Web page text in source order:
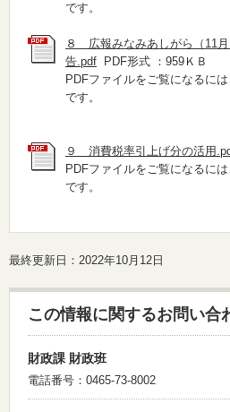
です。
８ 広報みなみあしがら（11
告.pdf PDF形式 ：959ＫＢ
PDFファイルをご覧になるには
です。
９ 消費税率引上げ分の活用
PDFファイルをご覧になるには
です。
最終更新日：2022年10月12日
この情報に関するお問い合
財政課 財政班
電話番号：0465-73-8002